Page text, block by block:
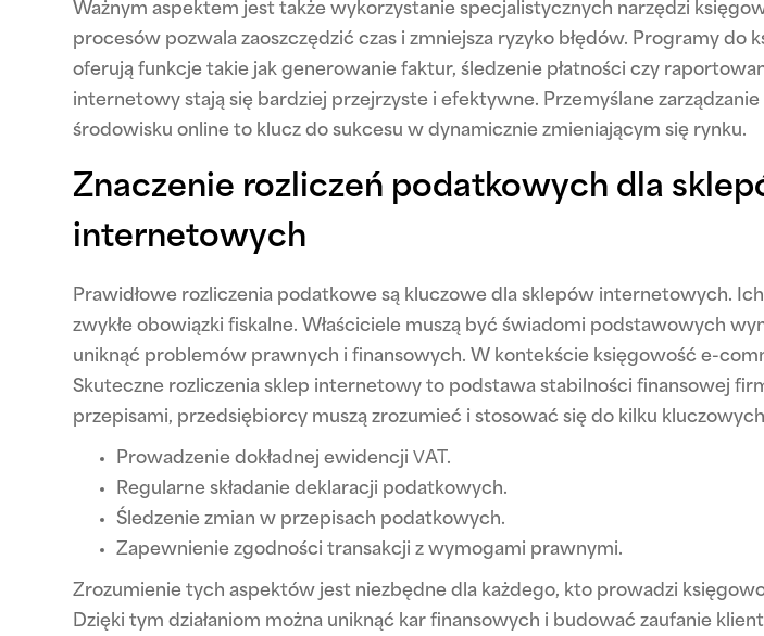
Ważnym aspektem jest także wykorzystanie specjalistycznych narzędzi
procesów pozwala zaoszczędzić czas i zmniejsza ryzyko błędów. Programy do
oferują funkcje takie jak generowanie faktur, śledzenie płatności czy
internetowy stają się bardziej przejrzyste i efektywne. Przemyślane
środowisku online to klucz do sukcesu w dynamicznie zmieniającym się rynku.
Znaczenie rozliczeń podatkowych dla
internetowych
Prawidłowe rozliczenia podatkowe są kluczowe dla sklepów internetowych.
zwykłe obowiązki fiskalne. Właściciele muszą być świadomi podstawowych
uniknąć problemów prawnych i finansowych. W kontekście księgowość e-
Skuteczne rozliczenia sklep internetowy to podstawa stabilności finansowej
przepisami, przedsiębiorcy muszą zrozumieć i stosować się do kilku kluczowych
Prowadzenie dokładnej ewidencji VAT.
Regularne składanie deklaracji podatkowych.
Śledzenie zmian w przepisach podatkowych.
Zapewnienie zgodności transakcji z wymogami prawnymi.
Zrozumienie tych aspektów jest niezbędne dla każdego, kto prowadzi
Dzięki tym działaniom można uniknąć kar finansowych i budować zaufanie